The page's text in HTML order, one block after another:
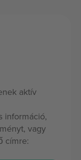
aktív
információ,
vagy
címre: